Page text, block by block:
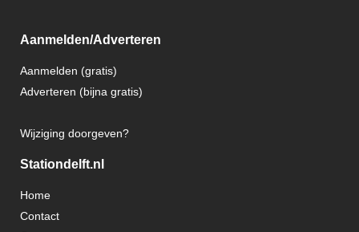
Aanmelden/Adverteren
Aanmelden (gratis)
Adverteren (bijna gratis)
Wijziging doorgeven?
Stationdelft.nl
Home
Contact